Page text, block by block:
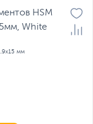
HSM
White
мм